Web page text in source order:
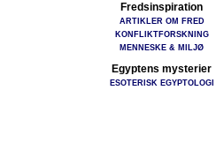
Fredsinspiration
ARTIKLER OM FRED
KONFLIKTFORSKNING
MENNESKE & MILJØ
Egyptens mysterier
ESOTERISK EGYPTOLOGI